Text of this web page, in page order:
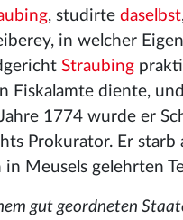
, studirte daselbst
in welcher
Straubing
Fiskalamte diente,
1774 wurde er
Prokurator. Er
in Meusels gelehrten
gut geordneten